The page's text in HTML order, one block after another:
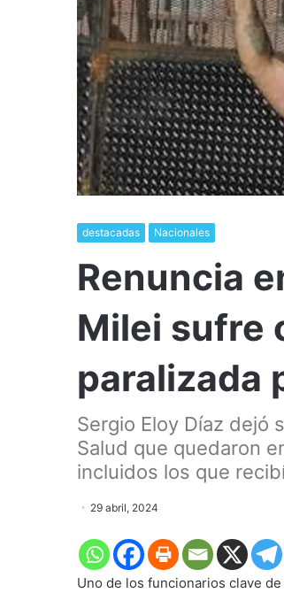
destacadas Nacionales
Renuncia
Milei sufre
paralizada
Sergio Eloy Díaz dejó
Salud que quedaron
incluidos los que
29 abril, 2024
Uno de los funcionarios clave de